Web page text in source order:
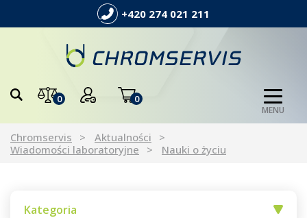
+420 274 021 211
0 0
MENU
Chromservis
Aktualności
Wiadomości laboratoryjne
Nauki o życiu
Kategoria